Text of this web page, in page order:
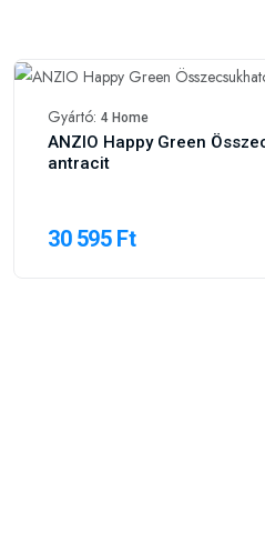
Gyártó: 4 Home
ANZIO Happy Green
antracit
30 595 Ft